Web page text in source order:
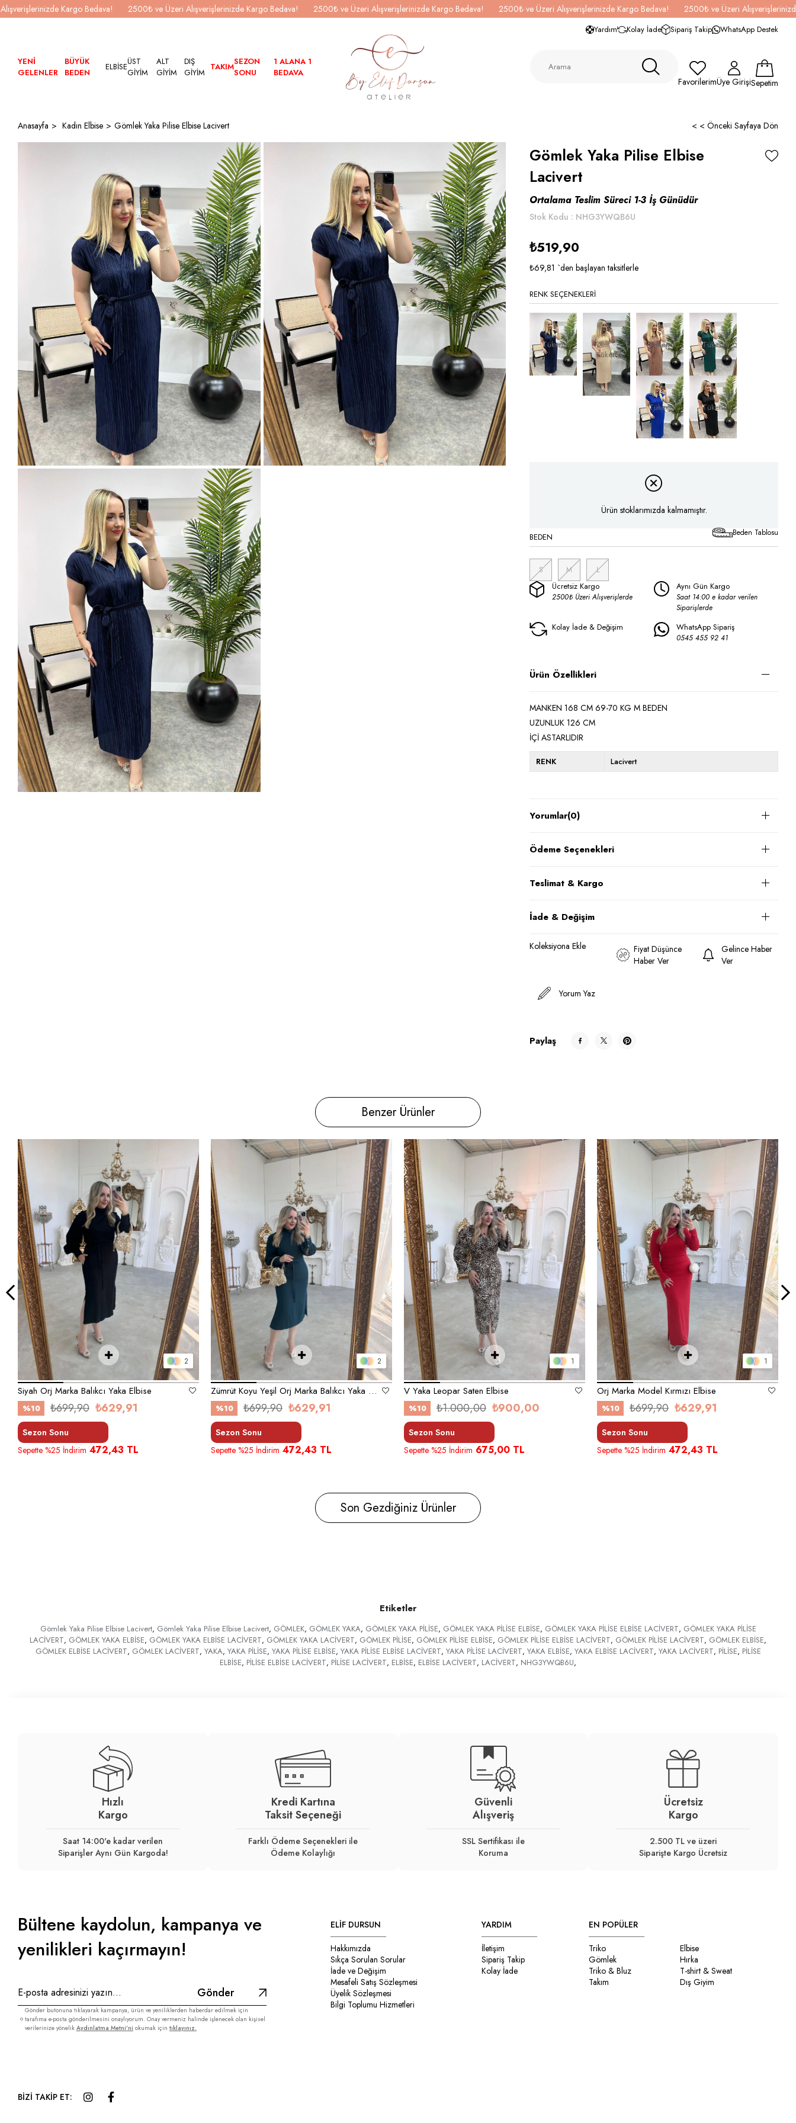
Kargo Bedava! 2500₺ ve Üzeri Alışverişlerinizde Kargo Bedava! 2500₺ ve Üzeri Alışverişlerinizde Kargo Bedava! 2500₺ ve Üzeri Alışverişlerinizde Kargo Bedava! 2500₺ ve Üzeri
YENİ
GELENLER
BÜYÜK
BEDEN
ELBİSEÜST
GİYİM
ALT
GİYİM
DIŞ
GİYİM TAKIMSEZON
SONU
1 ALANA 1
BEDAVA
Yardım Kolay İade Sipariş Takip WhatsApp Destek
FavorilerimÜye GirişiSepetim
Anasayfa Kadın Elbise Gömlek Yaka Pilise Elbise Lacivert < < Önceki Sayfaya Dön
Gömlek Yaka Pilise Elbise
Lacivert
Ortalama Teslim Süreci 1-3 İş Günüdür
Stok Kodu NHG3YWQB6U
₺519,90
₺69,81 `den başlayan taksitlerle
RENK SEÇENEKLERI
Tükendi
Tükendi
Tükendi Tükendi
Tükendi Tükendi
Ürün stoklarımızda kalmamıştır.
BEDEN
S M L
Beden Tablosu
Ücretsiz Kargo
2500₺ Üzeri Alışverişlerde
Aynı Gün Kargo
Saat 14:00 e kadar verilen
Siparişlerde
Kolay İade & Değişim WhatsApp Sipariş
0545 455 92 41
Ürün Özellikleri
MANKEN 168 CM 69-70 KG M BEDEN
UZUNLUK 126 CM
İÇİ ASTARLIDIR
RENK Lacivert
Yorumlar(0)
Ödeme Seçenekleri
Teslimat & Kargo
İade & Değişim
Koleksiyona Ekle
Fiyat Düşünce
Haber Ver
Gelince Haber
Ver
Yorum Yaz
Paylaş
Benzer Ürünler
2
Siyah Orj Marka Balıkcı Yaka Elbise
%10 ₺629,91
₺699,90
Sezon Sonu
Sepette %25 İndirim 472,43 TL
2
Zümrüt Koyu Yeşil Orj Marka Balıkcı Yaka Elbise
%10 ₺629,91
₺699,90
Sezon Sonu
Sepette %25 İndirim 472,43 TL
1
V Yaka Leopar Saten Elbise
%10 ₺900,00
₺1.000,00
Sezon Sonu
Sepette %25 İndirim 675,00 TL
1
Orj Marka Model Kırmızı Elbise
%10 ₺629,91
₺699,90
Sezon Sonu
Sepette %25 İndirim 472,43 TL
Son Gezdiğiniz Ürünler
Etiketler
Gömlek Yaka Pilise Elbise Lacivert, Gömlek Yaka Pilise Elbise Lacivert, GÖMLEK, GÖMLEK YAKA, GÖMLEK YAKA PİLİSE, GÖMLEK YAKA PİLİSE ELBİSE, GÖMLEK YAKA PİLİSE ELBİSE LACİVERT, GÖMLEK YAKA PİLİSE
LACİVERT, GÖMLEK YAKA ELBİSE, GÖMLEK YAKA ELBİSE LACİVERT, GÖMLEK YAKA LACİVERT, GÖMLEK PİLİSE, GÖMLEK PİLİSE ELBİSE, GÖMLEK PİLİSE ELBİSE LACİVERT, GÖMLEK PİLİSE LACİVERT, GÖMLEK ELBİSE,
GÖMLEK ELBİSE LACİVERT, GÖMLEK LACİVERT, YAKA, YAKA PİLİSE, YAKA PİLİSE ELBİSE, YAKA PİLİSE ELBİSE LACİVERT, YAKA PİLİSE LACİVERT, YAKA ELBİSE, YAKA ELBİSE LACİVERT, YAKA LACİVERT, PİLİSE, PİLİSE
ELBİSE, PİLİSE ELBİSE LACİVERT, PİLİSE LACİVERT, ELBİSE, ELBİSE LACİVERT, LACİVERT, NHG3YWQB6U,
Hızlı
Kargo
Saat 14:00'e kadar verilen
Siparişler Aynı Gün Kargoda!
Kredi Kartına
Taksit Seçeneği
Farklı Ödeme Seçenekleri ile
Ödeme Kolaylığı
Güvenli
Alışveriş
SSL Sertifikası ile
Koruma
Ücretsiz
Kargo
2.500 TL ve üzeri
Siparişte Kargo Ücretsiz
Bültene kaydolun, kampanya ve
yenilikleri kaçırmayın!
Gönder
Gönder butonuna tıklayarak kampanya, ürün ve yeniliklerden haberdar edilmek için
tarafıma e-posta gönderilmesini onaylıyorum. Onay vermeniz halinde işlenecek olan kişisel
verilerinize yönelik Aydınlatma Metni’ni okumak için tıklayınız.
BİZİ TAKİP ET:
ELİF DURSUN
Hakkımızda
Sıkça Sorulan Sorular
İade ve Değişim
Mesafeli Satış Sözleşmesi
Üyelik Sözleşmesi
Bilgi Toplumu Hizmetleri
YARDIM
İletişim
Sipariş Takip
Kolay İade
EN POPÜLER
Triko
Elbise
Gömlek
Hırka
Triko & Bluz
T-shirt & Sweat
Takım
Dış Giyim